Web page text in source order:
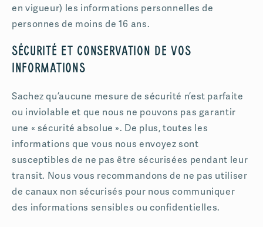
en vigueur) les informations personnelles de
personnes de moins de 16 ans.
Sécurité et conservation de vos
informations
Sachez qu’aucune mesure de sécurité n’est parfaite
ou inviolable et que nous ne pouvons pas garantir
une « sécurité absolue ». De plus, toutes les
informations que vous nous envoyez sont
susceptibles de ne pas être sécurisées pendant leur
transit. Nous vous recommandons de ne pas utiliser
de canaux non sécurisés pour nous communiquer
des informations sensibles ou confidentielles.